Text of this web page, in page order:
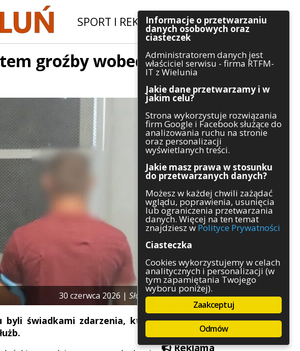
SPORT I REKREACJA|INWESTYCJE
Szukaj
Kategorie
Architektura
Gospodarka
Handel
Komunikaty
Kultura
Polityka
Pozostałe
Psychologia
Rolnictwo
Służby
Sport
Środowisko
Szkolnictwo
Wydarzenia
Zapowiedzi
Zdrowie
Reklama
groźby wobec
30 czerwca 2026 |Służby
byli świadkami zdarzenia, które
Informacje o przetwarzaniu
danych osobowych oraz
ciasteczek
Administratorem danych jest
właściciel serwisu - firma RTFM-
IT z Wielunia
Jakie dane przetwarzamy i w
jakim celu?
Strona wykorzystuje rozwiązania
firm Google i Facebook służące do
analizowania ruchu na stronie
oraz personalizacji
wyświetlanych treści.
Jakie masz prawa w stosunku
do przetwarzanych danych?
Możesz w każdej chwili zażądać
wglądu, poprawienia, usunięcia
lub ograniczenia przetwarzania
danych. Więcej na ten temat
znajdziesz w Polityce Prywatności
Ciasteczka
Cookies wykorzystujemy w celach
analitycznych i personalizacji (w
tym zapamiętania Twojego
wyboru poniżej).
Zaakceptuj
Odmów